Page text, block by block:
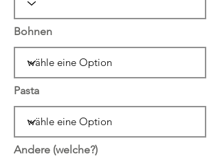
Bohnen
Pasta
Andere (welche?)